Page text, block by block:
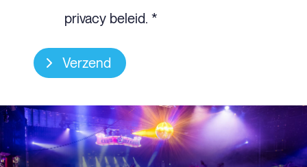
privacy beleid. *
Verzend